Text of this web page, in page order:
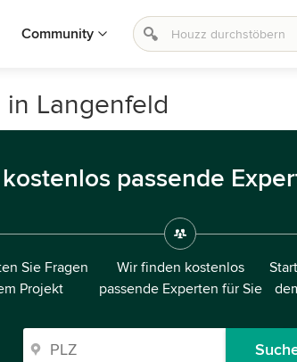
Community
Langenfeld
passende
Sie Fragen
Projekt
Wir finden kostenlos
passende Experten für Sie